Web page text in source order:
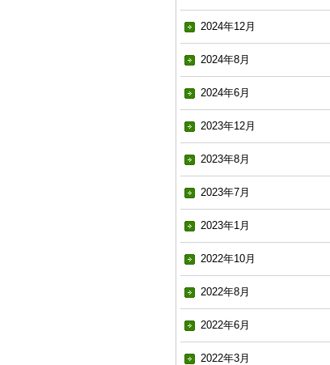
2024年12月
2024年8月
2024年6月
2023年12月
2023年8月
2023年7月
2023年1月
2022年10月
2022年8月
2022年6月
2022年3月